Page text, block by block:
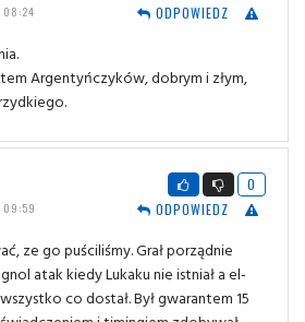
08:24
ODPOWIEDZ
Argentyńczyków, dobrym i złym,
09:59
0
ODPOWIEDZ
ze go puściliśmy. Grał porządnie
atak kiedy Lukaku nie istniał a el-
co dostał. Był gwarantem 15